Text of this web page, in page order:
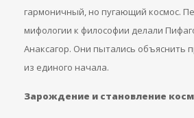
гармоничный, но пугающий космос.
мифологии к философии делали
Анаксагор. Они пытались объяснить
из единого начала.
Зарождение и становление